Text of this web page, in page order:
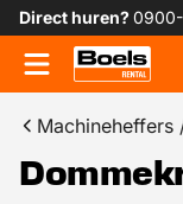
Direct huren?0900-
Machineheffers